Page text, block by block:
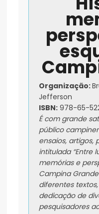
Organização:
Jefferson
ISBN: 978-65-
É com grande
público
ensaios, artigos,
intitulada “Entre
memórias e
Campina
diferentes
dedicação de
pesquisadores